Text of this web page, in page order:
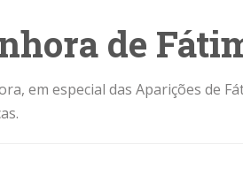
de
em especial das Aparições de